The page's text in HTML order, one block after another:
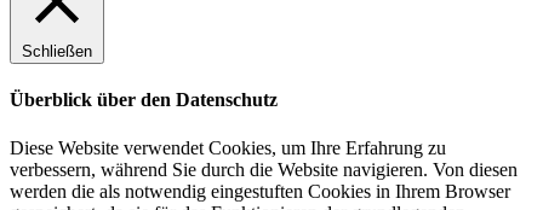
Schließen
Überblick über den Datenschutz
Diese Website verwendet Cookies, um Ihre Erfahrung zu
verbessern, während Sie durch die Website navigieren. Von diesen
werden die als notwendig eingestuften Cookies in Ihrem Browser